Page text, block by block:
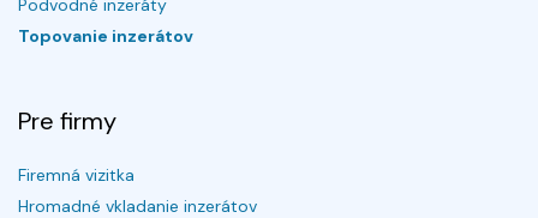
Podvodné inzeráty
Topovanie inzerátov
Pre firmy
Firemná vizitka
Hromadné vkladanie inzerátov